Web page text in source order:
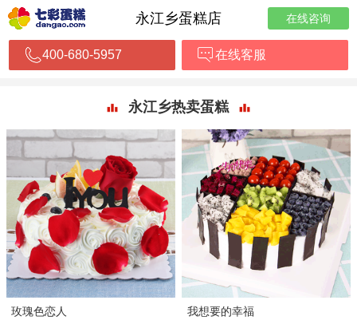
永江乡蛋糕店 在线咨询
400-680-5957 在线客服
永江乡热卖蛋糕
玫瑰色恋人 我想要的幸福